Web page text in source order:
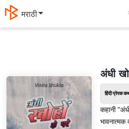
मराठी
अंधी
हिंदी प्रेरक
कहानी
भावनात्मक